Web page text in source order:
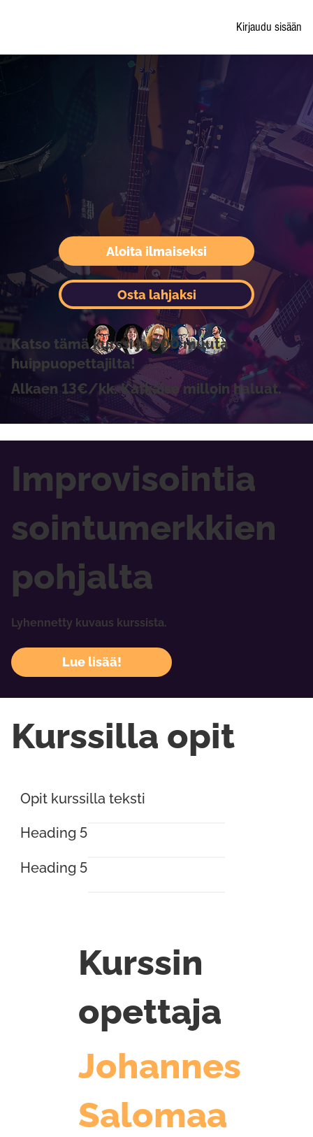
Kirjaudu sisään
Aloita ilmaiseksi
Katso tämä kurssi ja 600 muuta
huippuopettajilta!
Alkaen 13€/kk. Katkaise milloin haluat.
Osta lahjaksi
Improvisointia
sointumerkkien
pohjalta
Lyhennetty kuvaus kurssista.
Lue lisää!
Kurssilla opit
Opit kurssilla teksti
Heading 5
Heading 5
Kurssin
opettaja
Johannes
Salomaa